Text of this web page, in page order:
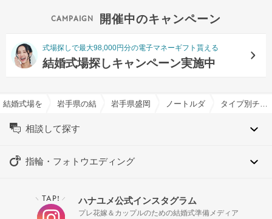
開催中のキャンペーン
式場探しで最大98,000円分の電子マネーギフト貰える
結婚式場探しキャンペーン実施中
結婚式場を探すならハナユメ
岩手県の結婚式場一覧岩手県盛岡市の結婚式場一覧
ノートルダム盛岡/
相談して探す
指輪・フォトウエディング
＼ TAP! ／ ハナユメ公式インスタグラム
プレ花嫁＆カップルのための結婚式準備メディア